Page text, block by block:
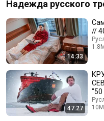
Надежда русского
14:33
//
47:27
"50